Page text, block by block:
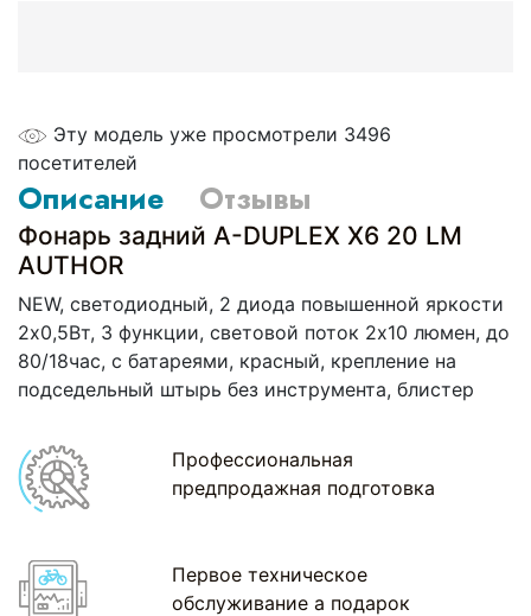
Эту модель уже просмотрели 3496
посетителей
Описание Отзывы
Фонарь задний A-DUPLEX X6 20 LM
AUTHOR
NEW, светодиодный, 2 диода повышенной яркости
2х0,5Вт, 3 функции, световой поток 2х10 люмен, до
80/18час, с батареями, красный, крепление на
подседельный штырь без инструмента, блистер
Профессиональная
предпродажная подготовка
Первое техническое
обслуживание а подарок